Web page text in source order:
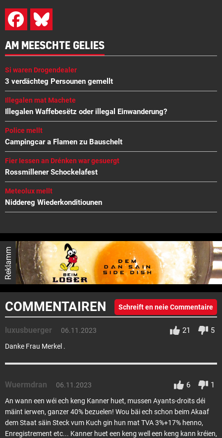
AM MEESCHTE GELIES
Si waren Drogendealer
3 verdächteg Persounen gemellt
Illegalen mat Machete
Illegalen Waffebesëtz oder illegal Einwanderung?
Police mellt
Campingcar a Flamen zu Bauschelt
Fier Iessen an Drénken war gesuergt
Rossmillener Schockelafest
Meteolux mellt
Niddereg Wiederkonditiounen
Reklamm
COMMENTAIREN Schreift en neie Commentaire
luxusbuerger 06.11.2023 21 5
Danke Frau Merkel .
Wuermdran 06.11.2023 6 1
An wann een wéi ech keng Kanner huet, mussen Ayants-droits déi
mäint ierwen, ganzer 40% bezuelen! Wou bäi ech schon beim Akaaf
dem Staat säin Steck vum Kuch gin hun mat TVA 3%+17% henno,
Enregistrement etc... Kanner huet een keng well een keng kann kréien,